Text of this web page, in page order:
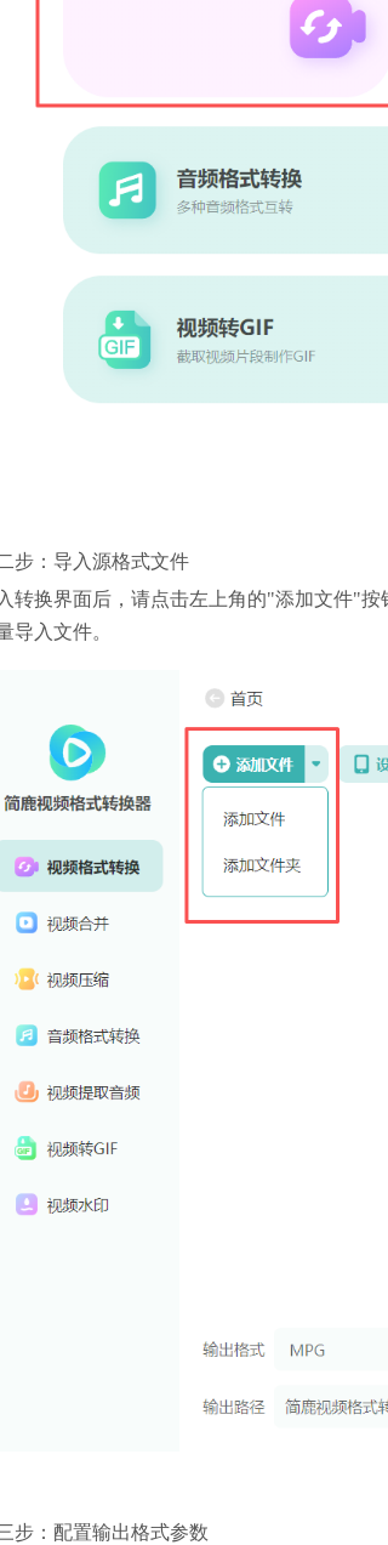
步：导入源格式文件
转换界面后，请点击左上角的"添加文件"
导入文件。
步：配置输出格式参数